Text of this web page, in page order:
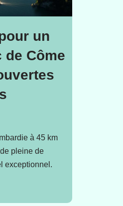
un
de Côme
à 45 km
pleine de
exceptionnel.